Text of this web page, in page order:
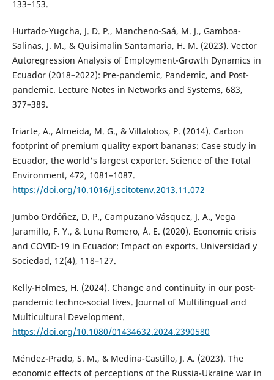
133–153.
Hurtado-Yugcha, J. D. P., Mancheno-Saá, M. J., Gamboa-
Salinas, J. M., & Quisimalin Santamaria, H. M. (2023). Vector
Autoregression Analysis of Employment-Growth Dynamics in
Ecuador (2018–2022): Pre-pandemic, Pandemic, and Post-
pandemic. Lecture Notes in Networks and Systems, 683,
377–389.
Iriarte, A., Almeida, M. G., & Villalobos, P. (2014). Carbon
footprint of premium quality export bananas: Case study in
Ecuador, the world's largest exporter. Science of the Total
Environment, 472, 1081–1087.
https://doi.org/10.1016/j.scitotenv.2013.11.072
Jumbo Ordóñez, D. P., Campuzano Vásquez, J. A., Vega
Jaramillo, F. Y., & Luna Romero, Á. E. (2020). Economic crisis
and COVID-19 in Ecuador: Impact on exports. Universidad y
Sociedad, 12(4), 118–127.
Kelly-Holmes, H. (2024). Change and continuity in our post-
pandemic techno-social lives. Journal of Multilingual and
Multicultural Development.
https://doi.org/10.1080/01434632.2024.2390580
Méndez-Prado, S. M., & Medina-Castillo, J. A. (2023). The
economic effects of perceptions of the Russia-Ukraine war in